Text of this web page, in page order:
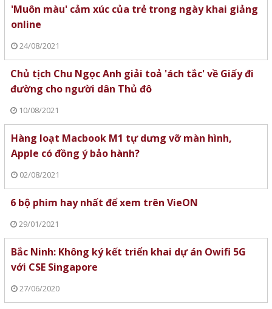
'Muôn màu' cảm xúc của trẻ trong ngày khai giảng
online
24/08/2021
Chủ tịch Chu Ngọc Anh giải toả 'ách tắc' về Giấy đi
đường cho người dân Thủ đô
10/08/2021
Hàng loạt Macbook M1 tự dưng vỡ màn hình,
Apple có đồng ý bảo hành?
02/08/2021
6 bộ phim hay nhất để xem trên VieON
29/01/2021
Bắc Ninh: Không ký kết triển khai dự án Owifi 5G
với CSE Singapore
27/06/2020